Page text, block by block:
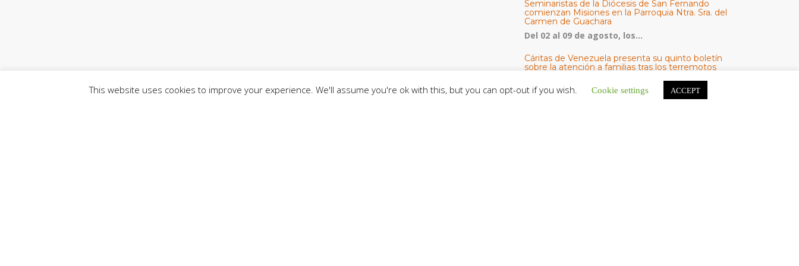
Seminaristas de la Diócesis de San Fernando
comienzan Misiones en la Parroquia Ntra. Sra. del
Carmen de Guachara
Del 02 al 09 de agosto, los...
Cáritas de Venezuela presenta su quinto boletín
sobre la atención a familias tras los terremotos
Cáritas de Venezuela publicó este martes 4...
This website uses cookies to improve your experience. We'll assume you're ok with this, but you can opt-out if you wish. Cookie settings ACCEPT